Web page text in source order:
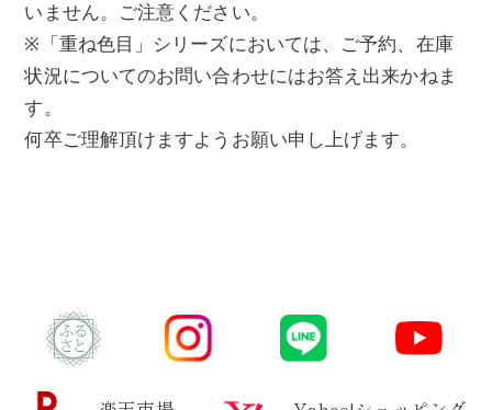
いません。ご注意ください。
※「重ね色目」シリーズにおいては、ご予約、在庫
状況についてのお問い合わせにはお答え出来かねま
す。
何卒ご理解頂けますようお願い申し上げます。